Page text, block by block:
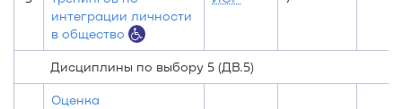
интеграции личности
в общество
Дисциплины по выбору 5 (ДВ.5)
Оценка